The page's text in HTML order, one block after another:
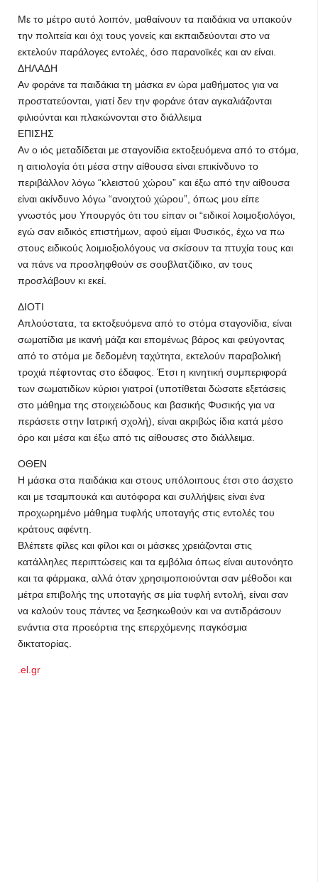
Με το μέτρο αυτό λοιπόν, μαθαίνουν τα παιδάκια να υπακούν
την πολιτεία και όχι τους γονείς και εκπαιδεύονται στο να
εκτελούν παράλογες εντολές, όσο παρανοϊκές και αν είναι.
ΔΗΛΑΔΗ
Αν φοράνε τα παιδάκια τη μάσκα εν ώρα μαθήματος για να
προστατεύονται, γιατί δεν την φοράνε όταν αγκαλιάζονται
φιλιούνται και πλακώνονται στο διάλλειμα
ΕΠΙΣΗΣ
Αν ο ιός μεταδίδεται με σταγονίδια εκτοξευόμενα από το στόμα,
η αιτιολογία ότι μέσα στην αίθουσα είναι επικίνδυνο το
περιβάλλον λόγω “κλειστού χώρου” και έξω από την αίθουσα
είναι ακίνδυνο λόγω “ανοιχτού χώρου”, όπως μου είπε
γνωστός μου Υπουργός ότι του είπαν οι “ειδικοί λοιμοξιολόγοι,
εγώ σαν ειδικός επιστήμων, αφού είμαι Φυσικός, έχω να πω
στους ειδικούς λοιμιοξιολόγους να σκίσουν τα πτυχία τους και
να πάνε να προσληφθούν σε σουβλατζίδικο, αν τους
προσλάβουν κι εκεί.
ΔΙΟΤΙ
Απλούστατα, τα εκτοξευόμενα από το στόμα σταγονίδια, είναι
σωματίδια με ικανή μάζα και επομένως βάρος και φεύγοντας
από το στόμα με δεδομένη ταχύτητα, εκτελούν παραβολική
τροχιά πέφτοντας στο έδαφος. Έτσι η κινητική συμπεριφορά
των σωματιδίων κύριοι γιατροί (υποτίθεται δώσατε εξετάσεις
στο μάθημα της στοιχειώδους και βασικής Φυσικής για να
περάσετε στην Ιατρική σχολή), είναι ακριβώς ίδια κατά μέσο
όρο και μέσα και έξω από τις αίθουσες στο διάλλειμα.
ΟΘΕΝ
Η μάσκα στα παιδάκια και στους υπόλοιπους έτσι στο άσχετο
και με τσαμπουκά και αυτόφορα και συλλήψεις είναι ένα
προχωρημένο μάθημα τυφλής υποταγής στις εντολές του
κράτους αφέντη.
Βλέπετε φίλες και φίλοι και οι μάσκες χρειάζονται στις
κατάλληλες περιπτώσεις και τα εμβόλια όπως είναι αυτονόητο
και τα φάρμακα, αλλά όταν χρησιμοποιούνται σαν μέθοδοι και
μέτρα επιβολής της υποταγής σε μία τυφλή εντολή, είναι σαν
να καλούν τους πάντες να ξεσηκωθούν και να αντιδράσουν
ενάντια στα προεόρτια της επερχόμενης παγκόσμια
δικτατορίας.
.el.gr